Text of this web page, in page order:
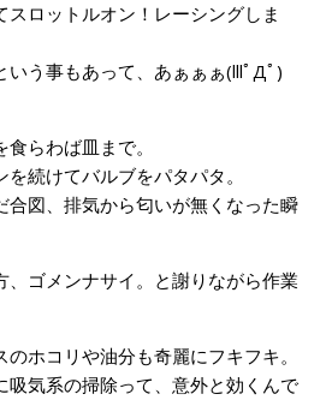
スロットルオン！レーシングしま
いう事もあって、あぁぁぁ(lllﾟДﾟ)
らわば皿まで。
続けてバルブをパタパタ。
合図、排気から匂いが無くなった瞬
、ゴメンナサイ。と謝りながら作業
ホコリや油分も奇麗にフキフキ。
吸気系の掃除って、意外と効くんで